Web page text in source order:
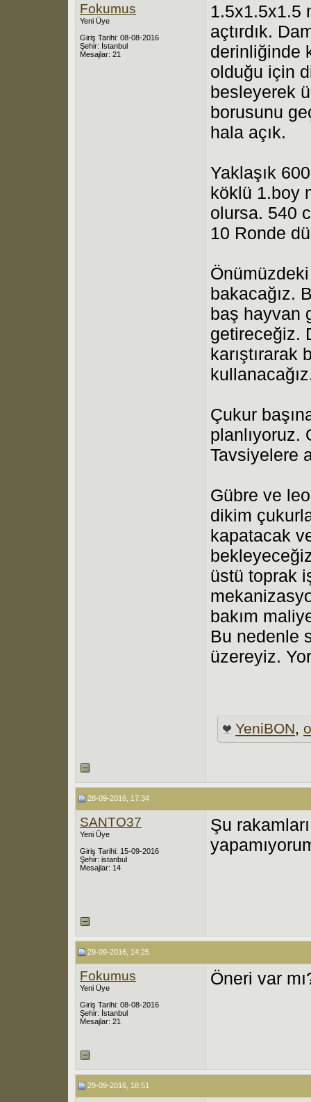
Fokumus
Yeni Üye
Giriş Tarihi: 08-08-2016
Şehir: İstanbul
Mesajlar: 21
1.5x1.5x1.5
açtırdık.
derinliğinde
olduğu için
besleyerek
borusunu
hala açık.
Yaklaşık
köklü 1.boy
olursa. 540
10 Ronde
bakacağız.
baş hayvan
getireceğiz.
karıştırarak
Çukur
planlıyoruz.
Tavsiyelere
Gübre ve
dikim
kapatacak
üstü toprak
bakım
Bu nedenle
üzereyiz.
YeniBON,
28-09-2016, 17:34
SANTO37
Yeni Üye
Giriş Tarihi: 15-09-2016
Şehir: istanbul
Mesajlar: 14
Şu
29-09-2016, 14:25
Fokumus
Yeni Üye
Giriş Tarihi: 08-08-2016
Şehir: İstanbul
Mesajlar: 21
Öneri var
29-09-2016, 18:51